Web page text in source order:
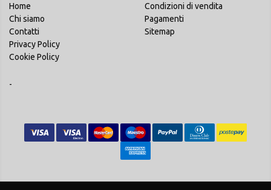
Home
Chi siamo
Contatti
Privacy Policy
Cookie Policy
Condizioni di vendita
Pagamenti
Sitemap
-